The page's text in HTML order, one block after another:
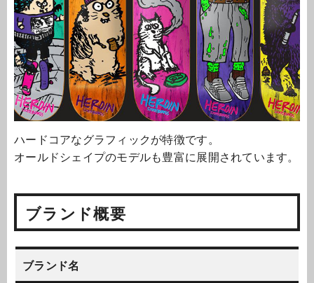
ハードコアなグラフィックが特徴です。
オールドシェイプのモデルも豊富に展開されています。
ブランド概要
ブランド名